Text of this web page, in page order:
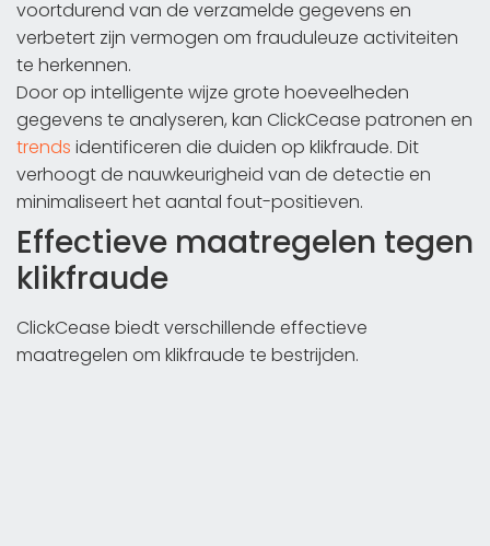
voortdurend van de verzamelde gegevens en
verbetert zijn vermogen om frauduleuze activiteiten
te herkennen.
Door op intelligente wijze grote hoeveelheden
gegevens te analyseren, kan ClickCease patronen en
trends identificeren die duiden op klikfraude. Dit
verhoogt de nauwkeurigheid van de detectie en
minimaliseert het aantal fout-positieven.
Effectieve maatregelen tegen
klikfraude
ClickCease biedt verschillende effectieve
maatregelen om klikfraude te bestrijden.